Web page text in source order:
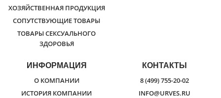
ХОЗЯЙСТВЕННАЯ ПРОДУКЦИЯ
СОПУТСТВУЮЩИЕ ТОВАРЫ
ТОВАРЫ СЕКСУАЛЬНОГО
ЗДОРОВЬЯ
ИНФОРМАЦИЯ
О КОМПАНИИ
ИСТОРИЯ КОМПАНИИ
КОНТАКТЫ
8 (499) 755-20-02
INFO@URVES.RU